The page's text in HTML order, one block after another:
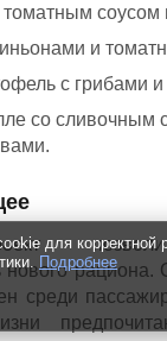
томатным
и
с грибами и
со сливочным
нового рациона.
среди
для корректной
Подробнее